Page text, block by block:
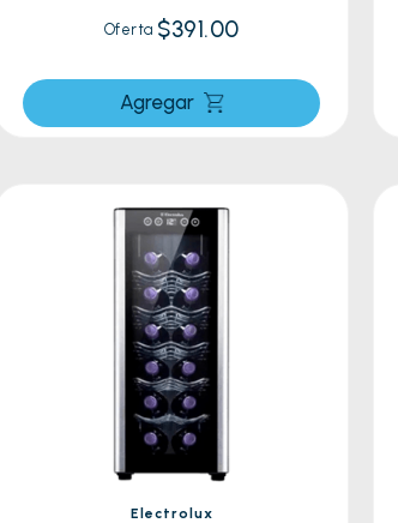
Oferta $391.00
Agregar
Electrolux